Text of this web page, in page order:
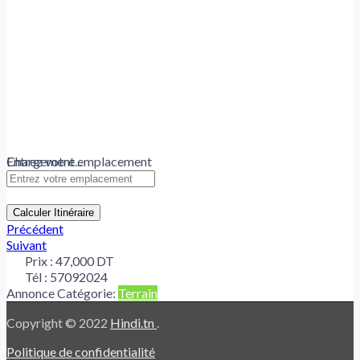
Chargement...
Entrez votre emplacement
Calculer Itinéraire
Précédent
Suivant
Prix : 47,000 DT
Tél : 57092024
Annonce Catégorie: Terrain
Copyright © 2022 Hindi.tn .
Politique de confidentialité